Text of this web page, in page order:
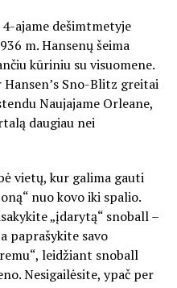
ajame dešimtmetyje
m. Hansenų šeima
kūriniu su visuomene.
Sno-Blitz greitai
Naujajame Orleane,
daugiau nei
vietų, kur galima gauti
nuo kovo iki spalio.
„įdarytą“ snoball –
paprašykite savo
leidžiant snoball
Nesigailėsite, ypač per